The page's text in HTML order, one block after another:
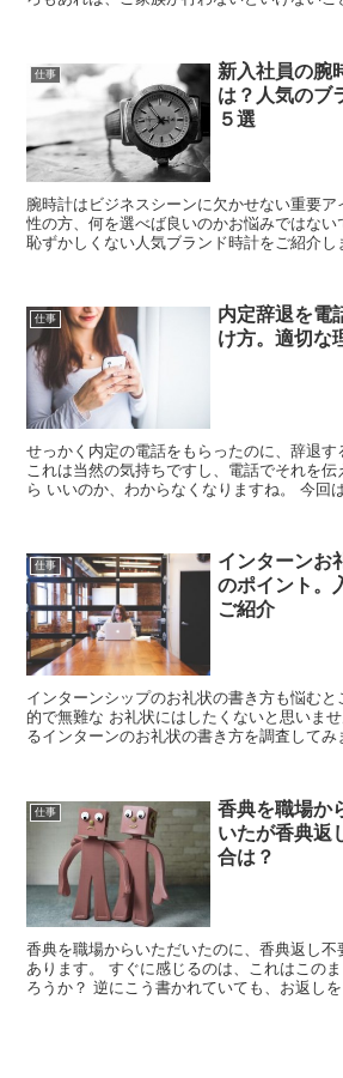
仕事
新入社員の腕
は？人気のブ
５選
腕時計はビジネスシーンに欠かせない重要ア
性の方、何を選べば良いのかお悩みではな
恥ずかしくない人気ブランド時計をご紹介し
仕事
内定辞退を電
け方。適切な
せっかく内定の電話をもらったのに、辞退す
これは当然の気持ちですし、電話でそれを
ら いいのか、わからなくなりますね。 今回は内定辞退を電話で伝え
仕事
インターンお
のポイント。
ご紹介
インターンシップのお礼状の書き方も悩む
的で無難な お礼状にはしたくないと思いませんか？ 今回
るインターンのお礼状の書き方を調査して
仕事
香典を職場か
いたが香典返
合は？
香典を職場からいただいたのに、香典返し
あります。 すぐに感じるのは、これはこの
ろうか？ 逆にこう書かれていても、お返しを